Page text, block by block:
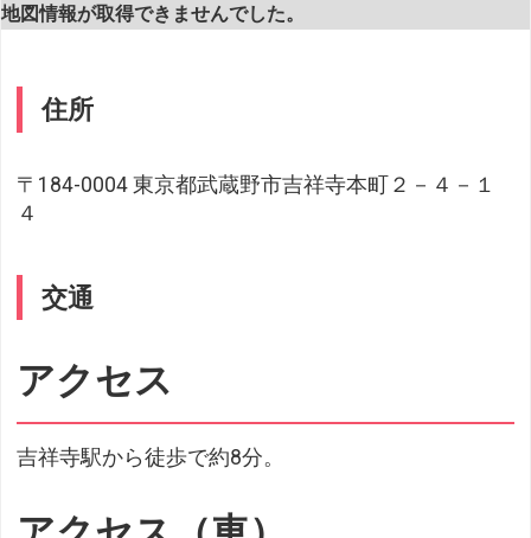
地図情報が取得できませんでした。
住所
〒184-0004 東京都武蔵野市吉祥寺本町２－４－１
４
交通
アクセス
吉祥寺駅から徒歩で約8分。